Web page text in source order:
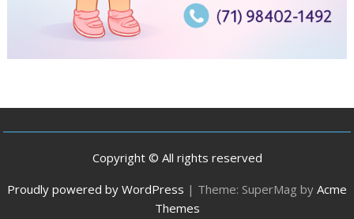
Copyright © All rights reserved
Proudly powered by WordPress | Theme: SuperMag by Acme
Themes